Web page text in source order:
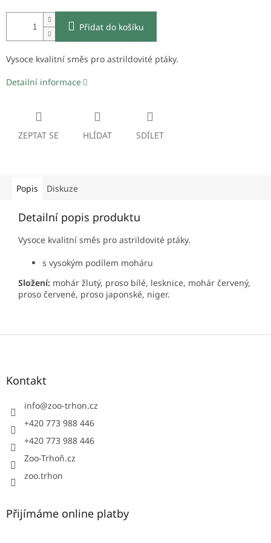
Přidat do košíku
Vysoce kvalitní směs pro astrildovité ptáky.
Detailní informace
ZEPTAT SE HLÍDAT SDÍLET
Popis Diskuze
Detailní popis produktu
Vysoce kvalitní směs pro astrildovité ptáky.
s vysokým podílem moháru
Složení: mohár žlutý, proso bílé, lesknice, mohár červený,
proso červené, proso japonské, niger.
Z
Kontakt
info@zoo-trhon.cz
+420 773 988 446
+420 773 988 446
Zoo-Trhoň.cz
zoo.trhon
Přijímáme online platby